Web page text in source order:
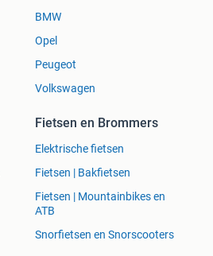
BMW
Opel
Peugeot
Volkswagen
Fietsen en Brommers
Elektrische fietsen
Fietsen | Bakfietsen
Fietsen | Mountainbikes en
ATB
Snorfietsen en Snorscooters